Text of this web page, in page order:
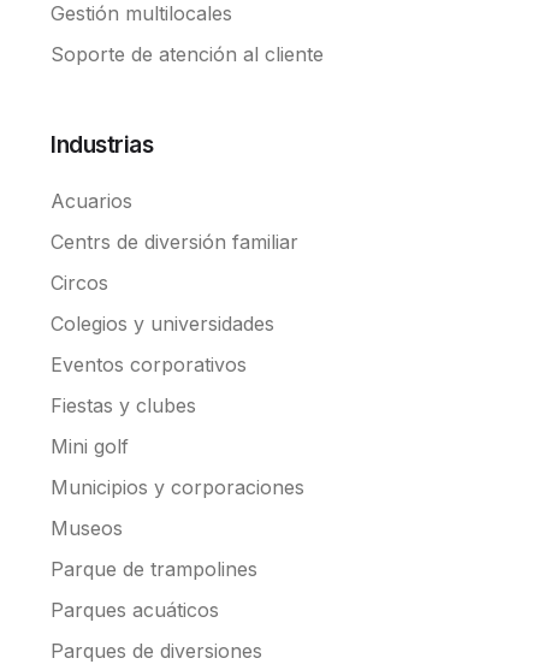
Gestión multilocales
Soporte de atención al cliente
Industrias
Acuarios
Centrs de diversión familiar
Circos
Colegios y universidades
Eventos corporativos
Fiestas y clubes
Mini golf
Municipios y corporaciones
Museos
Parque de trampolines
Parques acuáticos
Parques de diversiones